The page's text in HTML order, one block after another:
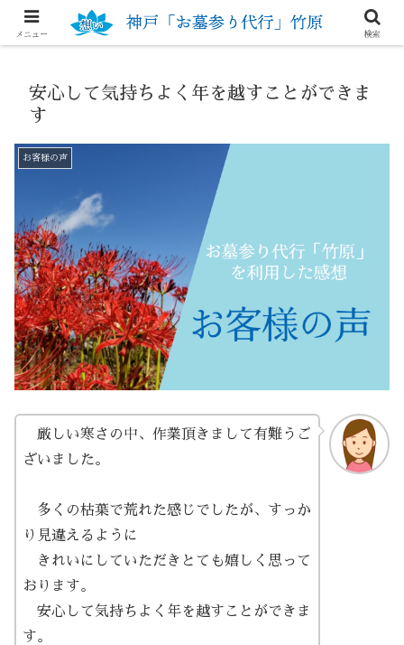
想いを大切にするお墓参り代行
安心して気持ちよく年を越すことができま
す
お客様の声
厳しい寒さの中、作業頂きまして有難うご
ざいました。
多くの枯葉で荒れた感じでしたが、すっか
り見違えるように
きれいにしていただきとても嬉しく思って
おります。
安心して気持ちよく年を越すことができま
す。
メニュー 検索